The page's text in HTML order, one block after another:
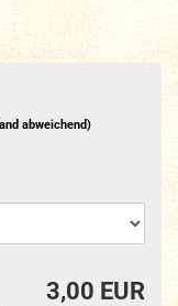
abweichend)
3,00 EUR